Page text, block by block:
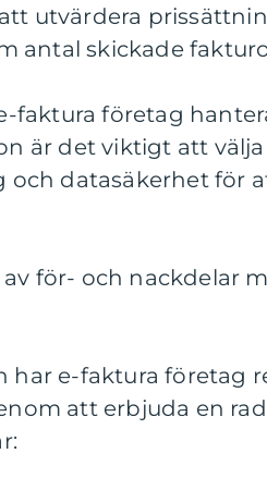
utvärdera
antal skickade
faktura företag
är det viktigt att
och datasäkerhet för
för- och nackdelar
har e-faktura företag
att erbjuda en